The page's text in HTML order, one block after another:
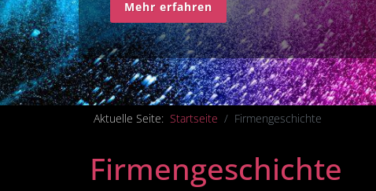
Mehr erfahren
Aktuelle Seite: Startseite Firmengeschichte
Firmengeschichte